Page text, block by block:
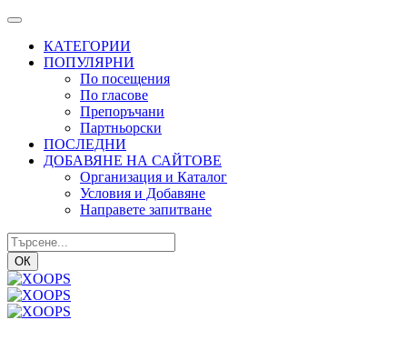
КАТЕГОРИИ
ПОПУЛЯРНИ
По посещения
По гласове
Препоръчани
Партньорски
ПОСЛЕДНИ
ДОБАВЯНЕ НА САЙТОВЕ
Организация и Каталог
Условия и Добавяне
Направете запитване
ОК